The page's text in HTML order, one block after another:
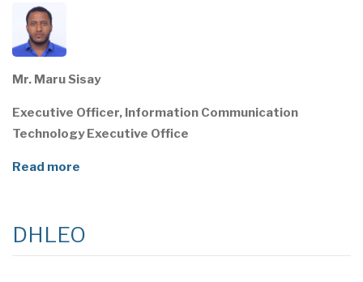
Mr. Maru Sisay
Executive Officer, Information Communication
Technology Executive Office
Read more
DHLEO